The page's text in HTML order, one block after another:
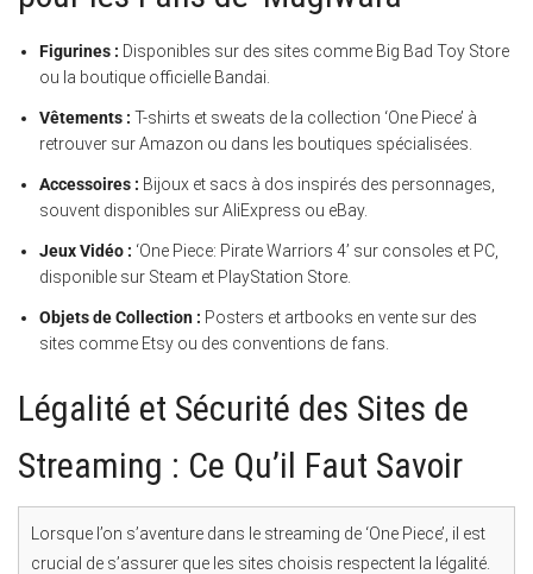
Figurines : Disponibles sur des sites comme Big Bad Toy Store
ou la boutique officielle Bandai.
Vêtements : T-shirts et sweats de la collection ‘One Piece’ à
retrouver sur Amazon ou dans les boutiques spécialisées.
Accessoires : Bijoux et sacs à dos inspirés des personnages,
souvent disponibles sur AliExpress ou eBay.
Jeux Vidéo : ‘One Piece: Pirate Warriors 4’ sur consoles et PC,
disponible sur Steam et PlayStation Store.
Objets de Collection : Posters et artbooks en vente sur des
sites comme Etsy ou des conventions de fans.
Légalité et Sécurité des Sites de
Streaming : Ce Qu’il Faut Savoir
Lorsque l’on s’aventure dans le streaming de ‘One Piece’, il est
crucial de s’assurer que les sites choisis respectent la légalité.